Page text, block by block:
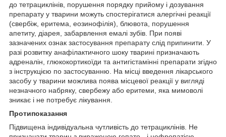
до тетрациклінів, порушення порядку прийому і дозування
препарату у тварини можуть спостерігатися алергічні реакції
(свербіж, еритема, еозинофілія), блювота, порушення
апетиту, діарея, забарвлення емалі зубів. При появі
зазначених ознак застосування препарату слід припинити. У
разі розвитку анафілактичного шоку тварині призначають
адреналін, глюкокортикоїди та антигістамінні препарати згідно
з інструкцією по застосуванню. На місці введення лікарського
засобу у тварини можлива поява місцевої реакції у вигляді
незначного набряку, свербежу або еритеми, яка мимоволі
зникає і не потребує лікування.
Протипоказання
Підвищена індивідуальна чутливість до тетрациклінів. Не